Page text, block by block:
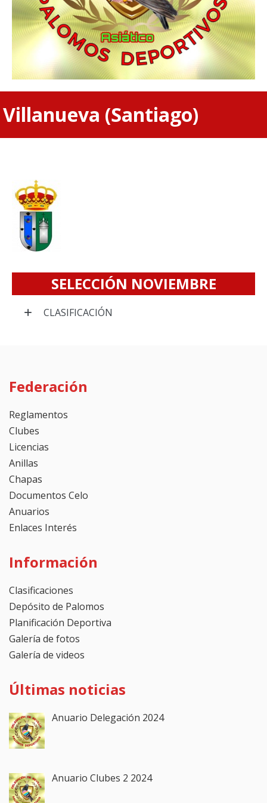
Villanueva (Santiago)
SELECCIÓN NOVIEMBRE
CLASIFICACIÓN
Federación
Reglamentos
Clubes
Licencias
Anillas
Chapas
Documentos Celo
Anuarios
Enlaces Interés
Información
Clasificaciones
Depósito de Palomos
Planificación Deportiva
Galería de fotos
Galería de videos
Últimas noticias
Anuario Delegación 2024
Anuario Clubes 2 2024